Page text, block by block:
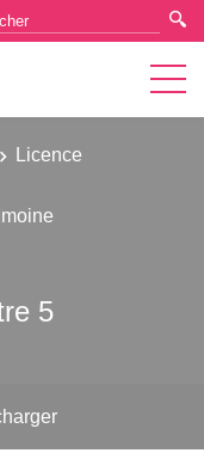
Licence
5